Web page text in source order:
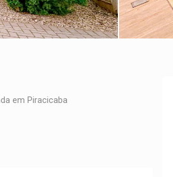
em Piracicaba